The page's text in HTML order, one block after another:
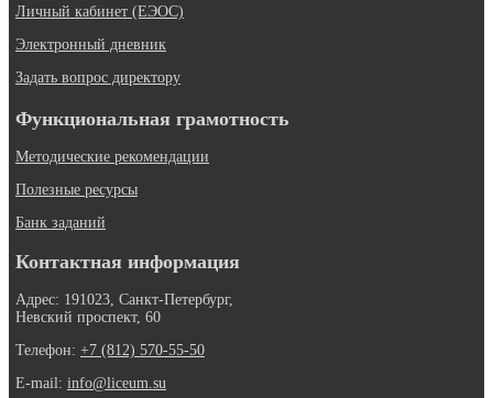
Личный кабинет (ЕЭОС)
Электронный дневник
Задать вопрос директору
Функциональная грамотность
Методические рекомендации
Полезные ресурсы
Банк заданий
Контактная информация
Адрес: 191023, Санкт-Петербург,
Невский проспект, 60
Телефон: +7 (812) 570-55-50
E-mail: info@liceum.su